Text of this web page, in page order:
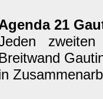
21
Breitwand